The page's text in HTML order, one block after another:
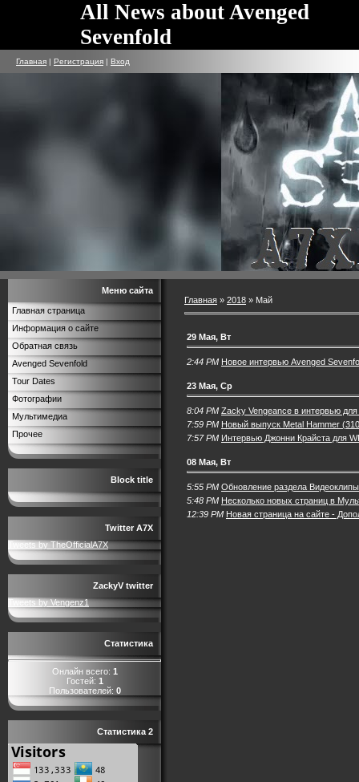
All News about Avenged
Sevenfold
Главная | Регистрация | Вход
Меню сайта
Главная страница
Информация о сайте
Обратная связь
Avenged Sevenfold
Tour Dates
Фотографии
Мультимедиа
Прочее
Block title
Twitter A7X
Tweets by TheOfficialA7X
ZackyV twitter
Tweets by Vengenz1
Статистика
Онлайн всего: 1
Гостей: 1
Пользователей: 0
Статистика 2
Главная » 2018 » Май
29 Мая, Вт
2:44 PM Новое интервью Avenged
23 Мая, Ср
8:04 PM Zacky Vengeance в интервью
7:59 PM Новый выпуск Metal Hammer
7:57 PM Интервью Джонни Крайста для
08 Мая, Вт
5:55 PM Обновление раздела
5:48 PM Несколько новых страниц в
12:39 PM Новая страница на сайте -